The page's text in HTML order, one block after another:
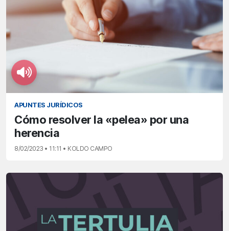
APUNTES JURÍDICOS
Cómo resolver la «pelea» por una
herencia
8/02/2023 • 11:11 • KOLDO CAMPO